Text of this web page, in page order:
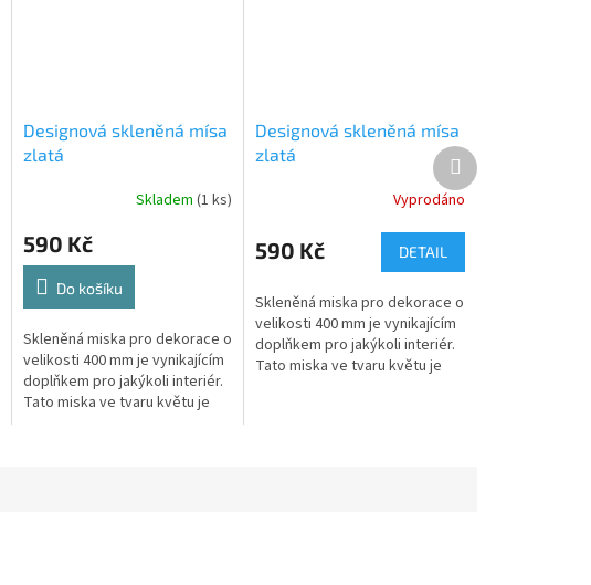
Designová skleněná mísa
zlatá
Skladem(1 ks)
590 Kč
Do košíku
Skleněná miska pro dekorace o
velikosti 400 mm je vynikajícím
doplňkem pro jakýkoli interiér.
Tato miska ve tvaru květu je
Designová skleněná mísa
zlatá
Vyprodáno
590 Kč DETAIL
Skleněná miska pro dekorace o
velikosti 400 mm je vynikajícím
doplňkem pro jakýkoli interiér.
Tato miska ve tvaru květu je
Další
produkt